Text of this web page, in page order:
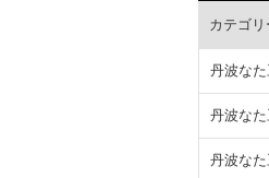
カテゴ
丹波な
グ）
丹波な
ト）
丹波なた